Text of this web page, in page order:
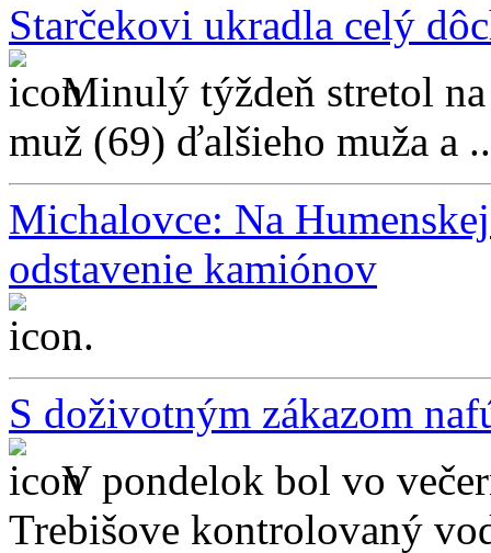
Starčekovi ukradla celý
Minulý týždeň stretol
muž (69) ďalšieho muža a
Michalovce: Na
odstavenie kamiónov
...
S doživotným zákazom
V pondelok bol vo
Trebišove kontrolovaný